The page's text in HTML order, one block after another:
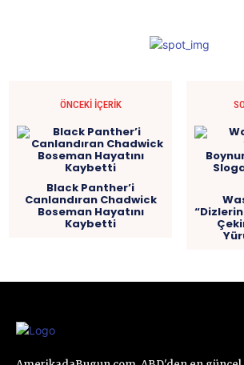
ÖNCEKI İÇERIK
Black Panther’i
Canlandıran Chadwick
Boseman Hayatını
Kaybetti